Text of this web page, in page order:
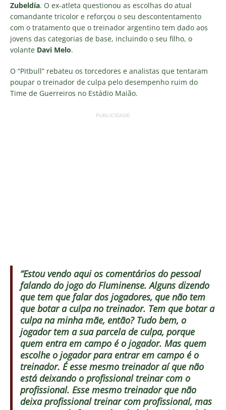
Zubeldía. O ex-atleta questionou as escolhas do atual
comandante tricolor e reforçou o seu descontentamento
com o tratamento que o treinador argentino tem dado aos
jovens das categorias de base, incluindo o seu filho, o
volante Davi Melo.
O “Pitbull” rebateu os torcedores e analistas que tentaram
poupar o treinador de culpa pelo desempenho ruim do
Time de Guerreiros no Estádio Maião.
PUBLICIDADE
“Estou vendo aqui os comentários do pessoal
falando do jogo do Fluminense. Alguns dizendo
que tem que falar dos jogadores, que não tem
que botar a culpa no treinador. Tem que botar a
culpa na minha mãe, então? Tudo bem, o
jogador tem a sua parcela de culpa, porque
quem entra em campo é o jogador. Mas quem
escolhe o jogador para entrar em campo é o
treinador. É esse mesmo treinador aí que não
está deixando o profissional treinar com o
profissional. Esse mesmo treinador que não
deixa profissional treinar com profissional, mas